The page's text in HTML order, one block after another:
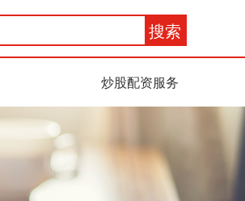
搜索
炒股配资服务